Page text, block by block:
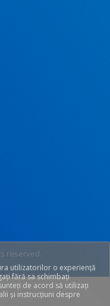
reserved.
utilizatorilor o experiență
fără sa schimbați
de acord să utilizați
și instrucțiuni despre